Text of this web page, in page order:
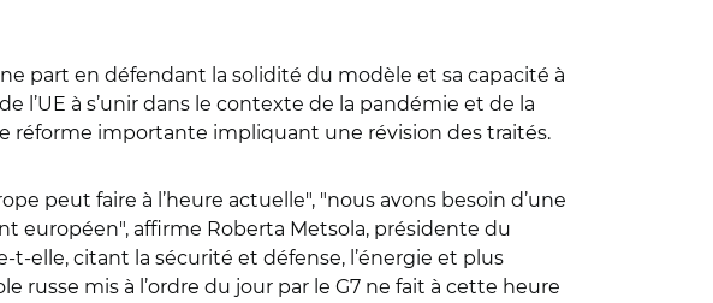
part en défendant la solidité du modèle et sa capacité à
l’UE à s’unir dans le contexte de la pandémie et de la
réforme importante impliquant une révision des traités.
peut faire à l’heure actuelle", "nous avons besoin d’une
européen", affirme Roberta Metsola, présidente du
elle, citant la sécurité et défense, l’énergie et plus
russe mis à l’ordre du jour par le G7 ne fait à cette heure